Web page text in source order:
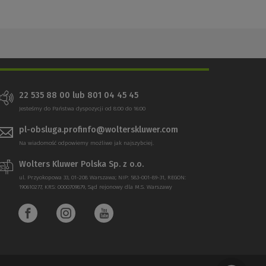
22 535 88 00 lub 801 04 45 45
Jesteśmy do Państwa dyspozycji od 8:00 do 16:00
pl-obsluga.profinfo@wolterskluwer.com
Na wiadomość odpowiemy możliwe jak najszybciej.
Wolters Kluwer Polska Sp. z o.o.
ul. Przyokopowa 33, 01-208 Warszawa; NIP: 583-001-89-31, REGON:
190610277, KRS: 0000709879, Sąd rejonowy dla M.S. Warszawy